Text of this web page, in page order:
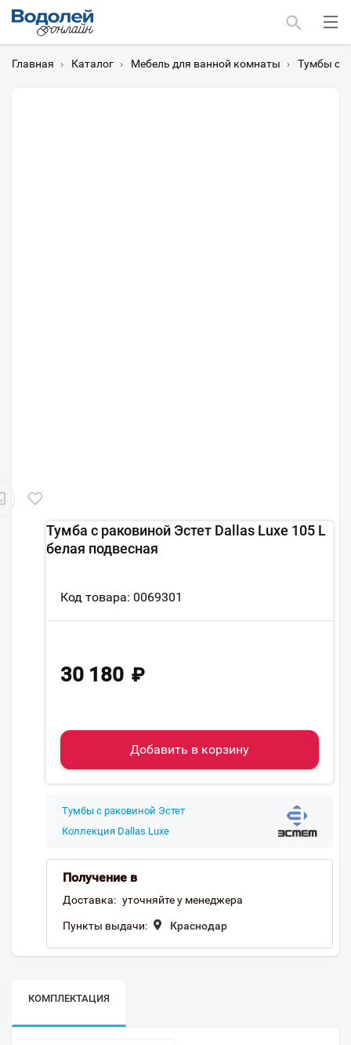
Главная › Каталог › Мебель для ванной комнаты › Тумбы с
Тумба с раковиной Эстет Dallas Luxe 105 L
белая подвесная
Код товара: 0069301
30 180 ₽
Добавить в корзину
Тумбы с раковиной Эстет
Коллекция Dallas Luxe
Получение в
Доставка: уточняйте у менеджера
Пункты выдачи: Краснодар
КОМПЛЕКТАЦИЯ